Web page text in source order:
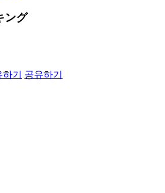
ング
기 공유하기